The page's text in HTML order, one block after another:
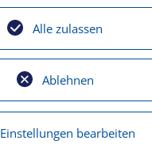
Einstellungen bearbeiten
Ablehnen
Alle zulassen